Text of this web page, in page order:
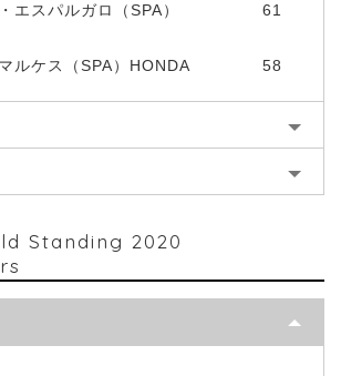
エスパルガロ（SPA）
61
ルケス（SPA）HONDA 58
Standing 2020